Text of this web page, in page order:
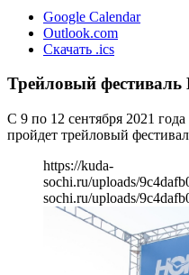
Google Calendar
Outlook.com
Скачать .ics
Трейловый
С 9 по 12 сентября 2021
пройдет трейловый
https://kuda-
sochi.ru/uploads/
sochi.ru/uploads/